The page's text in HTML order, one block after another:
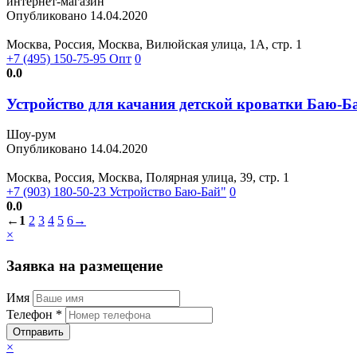
Опубликовано 14.04.2020
Москва, Россия, Москва, Вилюйская улица, 1А, стр. 1
+7 (495) 150-75-95 Опт 0
0.0
Устройство для качания детской кроватки Баю-
Шоу-рум
Опубликовано 14.04.2020
Москва, Россия, Москва, Полярная улица, 39, стр. 1
+7 (903) 180-50-23 Устройство Баю-Бай" 0
0.0
← 1 2 3 4 5 6→
×
Заявка на размещение
Имя
Телефон *
Отправить
×